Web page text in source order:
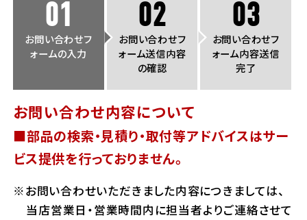
ドメイン指定受信手順
Yahoo!メールをご利用の方
Hotmailをご利用の方
01
お問い合わせフ
ォームの入力
02
お問い合わせフ
ォーム送信内容
の確認
03
お問い合わせフ
ォーム内容送信
完了
お問い合わせ内容について
■部品の検索・見積り・取付等アドバイスはサー
ビス提供を行っておりません。
お問い合わせいただきました内容につきましては、
当店営業日・営業時間内に担当者よりご連絡させて
ホンダドリーム 磯子
ホンダドリーム 横浜都筑
ホンダドリーム 横浜旭
ホンダドリーム 川崎宮前
ホンダドリーム 岐阜
ホンダドリーム 京都北山
ホンダドリーム 神戸灘
ホンダドリーム 尼崎
ホンダドリーム 姫路
ホンダドリーム 高松